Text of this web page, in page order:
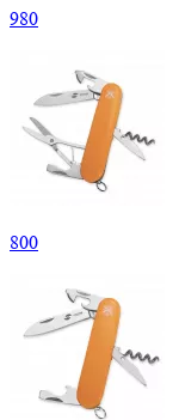
980
800